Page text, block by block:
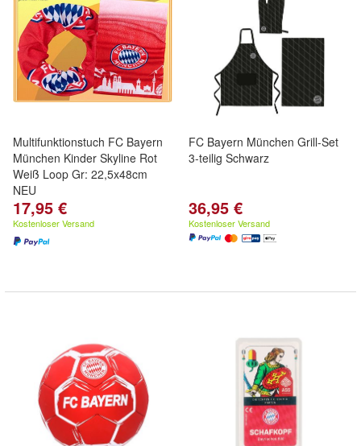
Multifunktionstuch FC Bayern
München Kinder Skyline Rot
Weiß Loop Gr: 22,5x48cm
NEU
17,95 €
Kostenloser Versand
FC Bayern München Grill-Set
3-teilig Schwarz
36,95 €
Kostenloser Versand